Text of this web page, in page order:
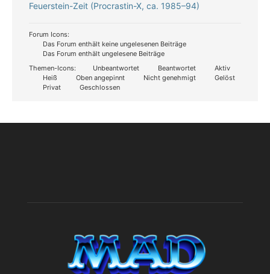
Feuerstein-Zeit (Procrastin-X, ca. 1985–94)
Forum Icons:
Das Forum enthält keine ungelesenen Beiträge
Das Forum enthält ungelesene Beiträge
Themen-Icons:
Unbeantwortet Beantwortet
Aktiv
Heiß
Oben angepinnt Nicht genehmigt
Gelöst
Privat
Geschlossen